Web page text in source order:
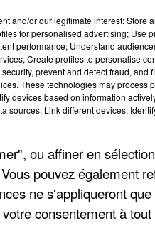
dénonce, je cite,
», ainsi
ont été
Pierre Rigaux.
mise en scène »
».
and/or our legitimate interest: Store
for personalised advertising; Use
performance; Understand
Create profiles to personalise
prevent and detect fraud, and
These technologies may process
devices based on information
sources; Link different devices;
ou affiner en
pouvez également
ne s'appliqueront
consentement à tout